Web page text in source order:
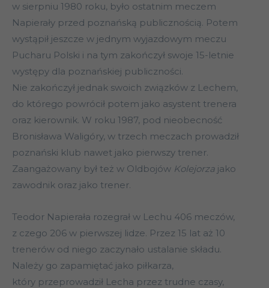
w sierpniu 1980 roku, było ostatnim meczem
Napierały przed poznańską publicznością. Potem
wystąpił jeszcze w jednym wyjazdowym meczu
Pucharu Polski i na tym zakończył swoje 15-letnie
występy dla poznańskiej publiczności.
Nie zakończył jednak swoich związków z Lechem,
do którego powrócił potem jako asystent trenera
oraz kierownik. W roku 1987, pod nieobecność
Bronisława Waligóry, w trzech meczach prowadził
poznański klub nawet jako pierwszy trener.
Zaangażowany był też w Oldbojów Kolejorza jako
zawodnik oraz jako trener.
Teodor Napierała rozegrał w Lechu 406 meczów,
z czego 206 w pierwszej lidze. Przez 15 lat aż 10
trenerów od niego zaczynało ustalanie składu.
Należy go zapamiętać jako piłkarza,
który przeprowadził Lecha przez trudne czasy,